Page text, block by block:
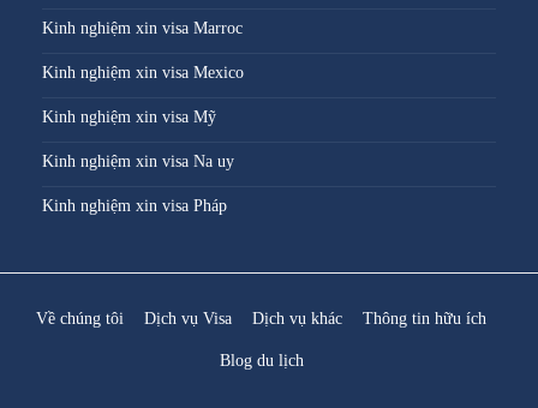
Kinh nghiệm xin visa Marroc
Kinh nghiệm xin visa Mexico
Kinh nghiệm xin visa Mỹ
Kinh nghiệm xin visa Na uy
Kinh nghiệm xin visa Pháp
Về chúng tôi Dịch vụ Visa Dịch vụ khác Thông tin hữu ích
Blog du lịch